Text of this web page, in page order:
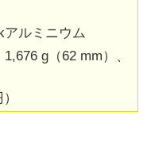
アルミニウム
g（62 mm）、